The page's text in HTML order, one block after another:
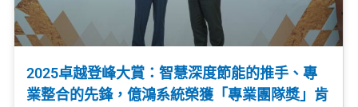
2025卓越登峰大賞：智慧深度節能的推手、專
業整合的先鋒，億鴻系統榮獲「專業團隊獎」肯